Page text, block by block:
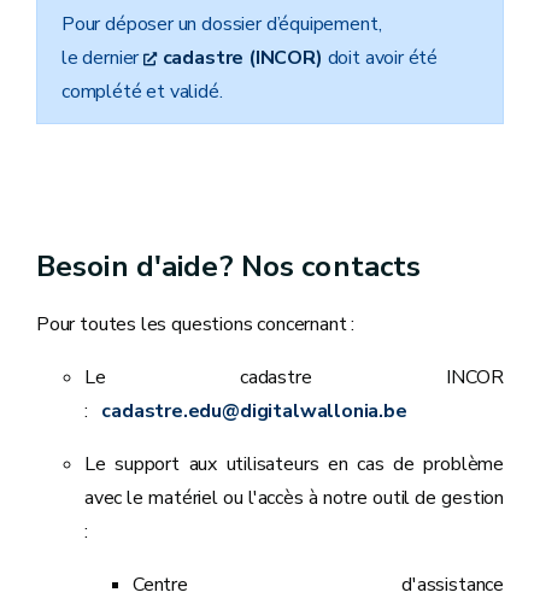
Pour déposer un dossier d’équipement,
le dernier
cadastre (INCOR) doit avoir été
complété et validé.
Besoin d'aide? Nos contacts
Pour toutes les questions concernant :
Le cadastre INCOR
: cadastre.edu@digitalwallonia.be
Le support aux utilisateurs en cas de problème
avec le matériel ou l'accès à notre outil de gestion
:
Centre d'assistance